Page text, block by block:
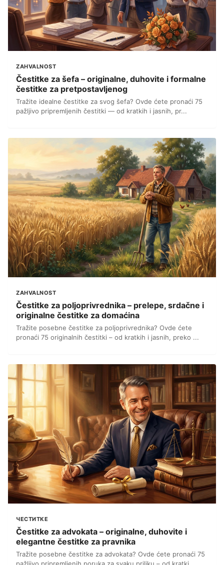
ZAHVALNOST
Čestitke za šefa – originalne, duhovite i formalne
čestitke za pretpostavljenog
Tražite idealne čestitke za svog šefa? Ovde ćete pronaći 75
pažljivo pripremljenih čestitki — od kratkih i jasnih, pr...
ZAHVALNOST
Čestitke za poljoprivrednika – prelepe, srdačne i
originalne čestitke za domaćina
Tražite posebne čestitke za poljoprivrednika? Ovde ćete
pronaći 75 originalnih čestitki – od kratkih i jasnih, preko ...
ЧЕСТИТКЕ
Čestitke za advokata – originalne, duhovite i
elegantne čestitke za pravnika
Tražite posebne čestitke za advokata? Ovde ćete pronaći 75